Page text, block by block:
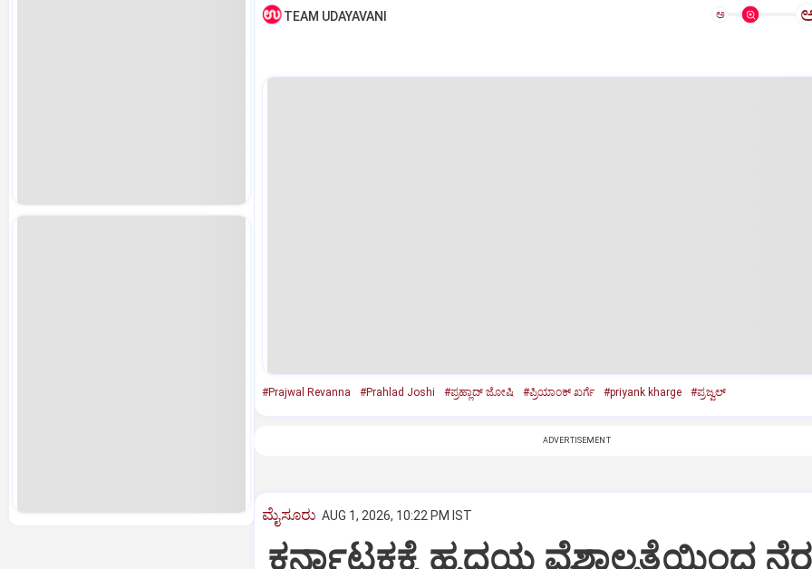
TEAM UDAYAVANI ಅ
#Prajwal Revanna #Prahlad Joshi #ಪ್ರಹ್ಲಾದ್‌ ಜೋಷಿ #ಪ್ರಿಯಾಂಕ್‌ ಖರ್ಗೆ #priyank kharge #ಪ್ರಜ್ವಲ್‌
ADVERTISEMENT
ಮೈಸೂರು AUG 1, 2026, 10:22 PM IST
ಕರ್ನಾಟಕಕ್ಕೆ ಹೃದಯ ವೈಶಾಲ್ಯತೆಯಿಂದ